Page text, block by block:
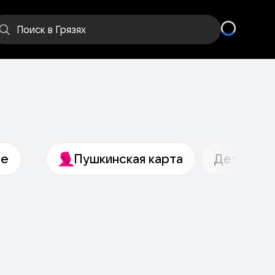
Поиск в Грязях
Места
Пушкинская карта Детям